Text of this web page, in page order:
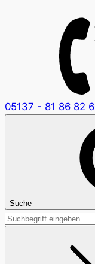
05137 - 81 86 82 6
Suche
Suchen